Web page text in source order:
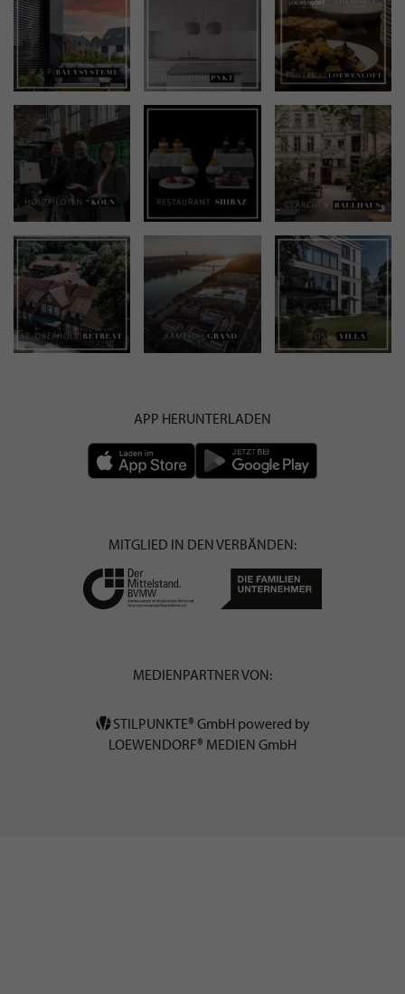
APP HERUNTERLADEN
MITGLIED IN DEN VERBÄNDEN:
MEDIENPARTNER VON:
STILPUNKTE® GmbH powered by
LOEWENDORF® MEDIEN GmbH